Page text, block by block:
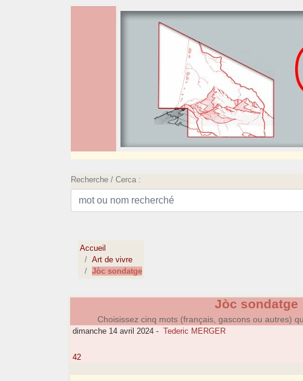
Recherche / Cerca :
Accueil
Art de vivre
Jòc sondatge
Jòc sondatge
Choisissez cinq mots (français, gascons ou autres)
dimanche 14 avril 2024 - Tederic MERGER
42